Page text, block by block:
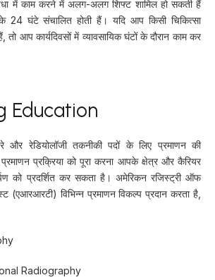
में काम करने में अलग-अलग शिफ्ट शामिल हो सकती हैं
24 घंटे संचालित होती हैं। यदि आप किसी चिकित्सा
तो आप कार्यदिवसों में व्यावसायिक घंटों के दौरान काम कर
Education
और रेडियोलॉजी तकनीकी पदों के लिए प्रमाणन की
प्रक्रिया को पूरा करना आपके क्षेत्र और कैरियर
को प्रदर्शित कर सकता है। अमेरिकन रजिस्ट्री ऑफ
(एआरआरटी) विभिन्न प्रमाणन विकल्प प्रदान करता है,
Radiography